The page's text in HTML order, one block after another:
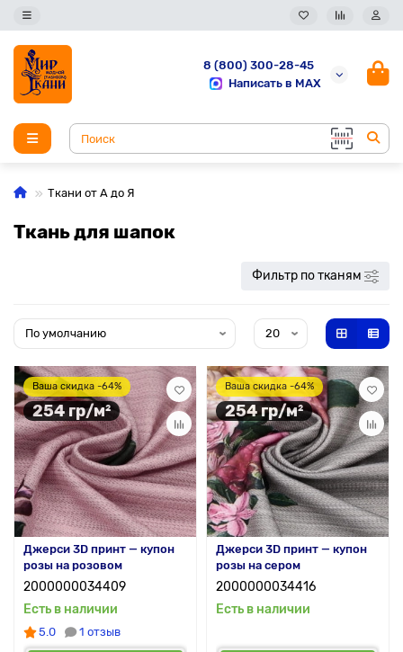
8 (800) 300-28-45
Написать в MAX
Ткани от А до Я
Ткань для шапок
Фильтр по тканям
Ваша скидка -64%
254 гр/м²
Джерси 3D принт — купон
розы на розовом
2000000034409
Есть в наличии
5.0 1 отзыв
Ваша скидка -64%
254 гр/м²
Джерси 3D принт — купон
розы на сером
2000000034416
Есть в наличии